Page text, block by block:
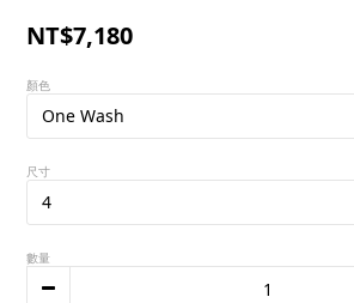
NT$7,180
顏色
尺寸
數量